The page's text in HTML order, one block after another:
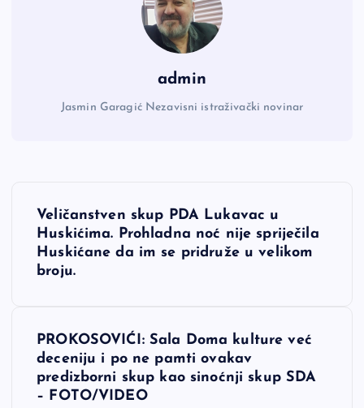
admin
Jasmin Garagić Nezavisni istraživački novinar
NVeličanstven skup PDA Lukavac u
Huskićima. Prohladna noć nije spriječila
Huskićane da im se pridruže u velikom
broju.
PROKOSOVIĆI: Sala Doma kulture već
deceniju i po ne pamti ovakav
predizborni skup kao sinoćnji skup SDA
– FOTO/VIDEO